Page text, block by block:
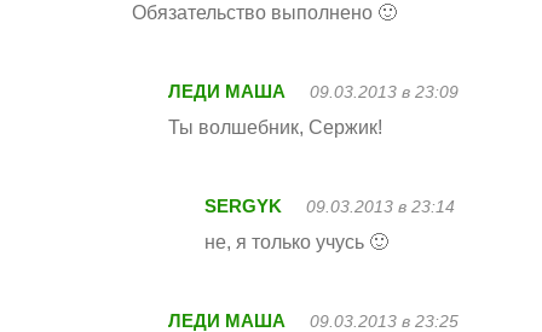
Обязательство выполнено 🙂
ЛЕДИ МАША 09.03.2013 в 23:09
Ты волшебник, Сержик!
SERGYK 09.03.2013 в 23:14
не, я только учусь 🙂
ЛЕДИ МАША 09.03.2013 в 23:25